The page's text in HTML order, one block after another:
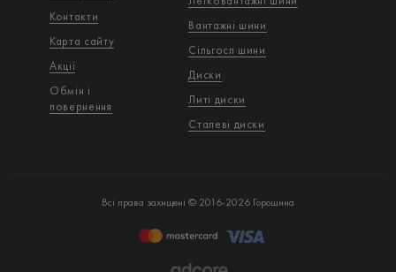
Контакти
Карта сайту
Акції
Обмін і
повернення
Вантажнi шини
Сільгосп шини
Диски
Литі диски
Сталеві диски
Всі права захищені © 2016-2026 Горошина